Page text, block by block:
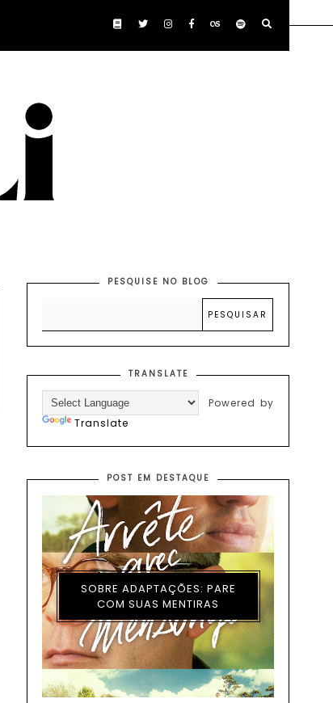
PESQUISE NO BLOG
TRANSLATE
Powered by
Translate
POST EM DESTAQUE
SOBRE ADAPTAÇÕES: PARE
COM SUAS MENTIRAS